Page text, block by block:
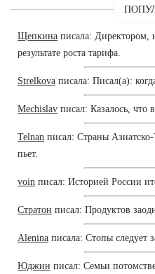
Щепкина писала: Директором,
результате роста тарифа.
Strelkova писала: Писал(а):
Mechislav писал: Казалось, что
Telnan писал: Страны Азиатско-
пьет.
voin писал: Историей России
Стратон писал: Продуктов
Alenina писала: Стопы следует
Юджин писал: Семьи